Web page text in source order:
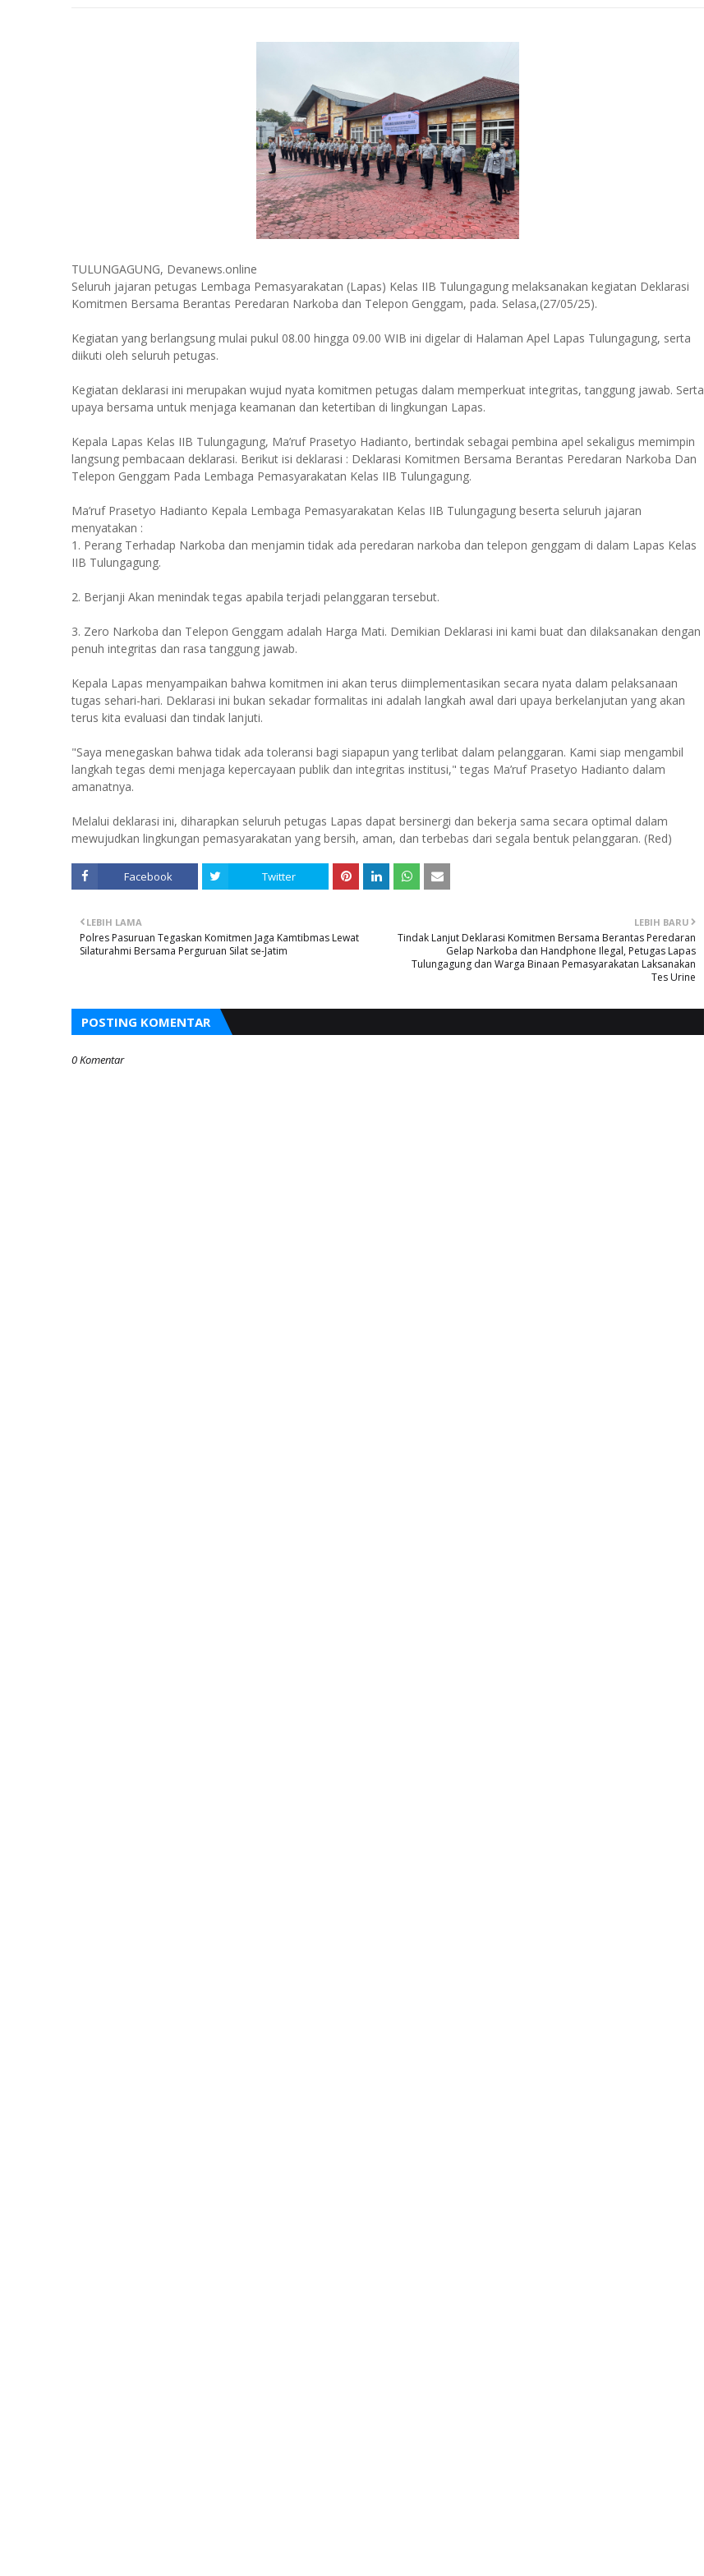
TULUNGAGUNG, Devanews.online
Seluruh jajaran petugas Lembaga Pemasyarakatan (Lapas) Kelas IIB Tulungagung melaksanakan kegiatan Deklarasi
Komitmen Bersama Berantas Peredaran Narkoba dan Telepon Genggam, pada. Selasa,(27/05/25).
Kegiatan yang berlangsung mulai pukul 08.00 hingga 09.00 WIB ini digelar di Halaman Apel Lapas Tulungagung, serta
diikuti oleh seluruh petugas.
Kegiatan deklarasi ini merupakan wujud nyata komitmen petugas dalam memperkuat integritas, tanggung jawab. Serta
upaya bersama untuk menjaga keamanan dan ketertiban di lingkungan Lapas.
Kepala Lapas Kelas IIB Tulungagung, Ma’ruf Prasetyo Hadianto, bertindak sebagai pembina apel sekaligus memimpin
langsung pembacaan deklarasi. Berikut isi deklarasi : Deklarasi Komitmen Bersama Berantas Peredaran Narkoba Dan
Telepon Genggam Pada Lembaga Pemasyarakatan Kelas IIB Tulungagung.
Ma’ruf Prasetyo Hadianto Kepala Lembaga Pemasyarakatan Kelas IIB Tulungagung beserta seluruh jajaran
menyatakan :
1. Perang Terhadap Narkoba dan menjamin tidak ada peredaran narkoba dan telepon genggam di dalam Lapas Kelas
IIB Tulungagung.
2. Berjanji Akan menindak tegas apabila terjadi pelanggaran tersebut.
3. Zero Narkoba dan Telepon Genggam adalah Harga Mati. Demikian Deklarasi ini kami buat dan dilaksanakan dengan
penuh integritas dan rasa tanggung jawab.
Kepala Lapas menyampaikan bahwa komitmen ini akan terus diimplementasikan secara nyata dalam pelaksanaan
tugas sehari-hari. Deklarasi ini bukan sekadar formalitas ini adalah langkah awal dari upaya berkelanjutan yang akan
terus kita evaluasi dan tindak lanjuti.
"Saya menegaskan bahwa tidak ada toleransi bagi siapapun yang terlibat dalam pelanggaran. Kami siap mengambil
langkah tegas demi menjaga kepercayaan publik dan integritas institusi," tegas Ma’ruf Prasetyo Hadianto dalam
amanatnya.
Melalui deklarasi ini, diharapkan seluruh petugas Lapas dapat bersinergi dan bekerja sama secara optimal dalam
mewujudkan lingkungan pemasyarakatan yang bersih, aman, dan terbebas dari segala bentuk pelanggaran. (Red)
Facebook Twitter
LEBIH BARU
Tindak Lanjut Deklarasi Komitmen Bersama Berantas Peredaran
Gelap Narkoba dan Handphone Ilegal, Petugas Lapas
Tulungagung dan Warga Binaan Pemasyarakatan Laksanakan
Tes Urine
LEBIH LAMA
Polres Pasuruan Tegaskan Komitmen Jaga Kamtibmas Lewat
Silaturahmi Bersama Perguruan Silat se-Jatim
POSTING KOMENTAR
0 Komentar